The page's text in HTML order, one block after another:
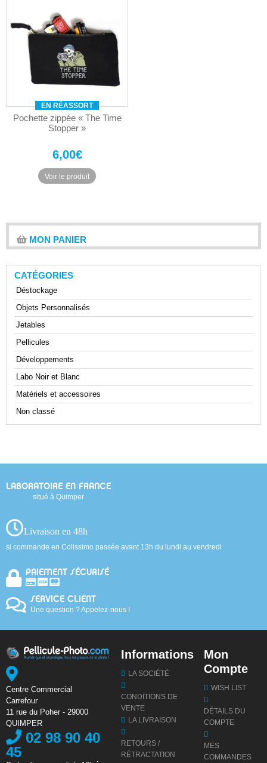
EN RÉASSORT
Pochette zippée « The Time
Stopper »
6,00€
Voir le produit
MON PANIER
CATÉGORIES
Déstockage
Objets Personnalisés
Jetables
Pellicules
Développements
Labo Noir et Blanc
Matériels et accessoires
Non classé
LABORATOIRE EN FRANCE
situé à Quimper
Livraison en 48h
si commande en Colissimo passée avant 13h du lundi au vendredi
PAIEMENT SÉCURISÉ
SERVICE CLIENT
Une question ? Appelez-nous !
Centre Commercial
Carrefour
11 rue du Poher - 29000
QUIMPER
02 98 90 40
45
Informations
LA SOCIÉTÉ
CONDITIONS DE
VENTE
LA LIVRAISON
RETOURS /
RÉTRACTATION
Mon
Compte
WISH LIST
DÉTAILS DU
COMPTE
MES
COMMANDES